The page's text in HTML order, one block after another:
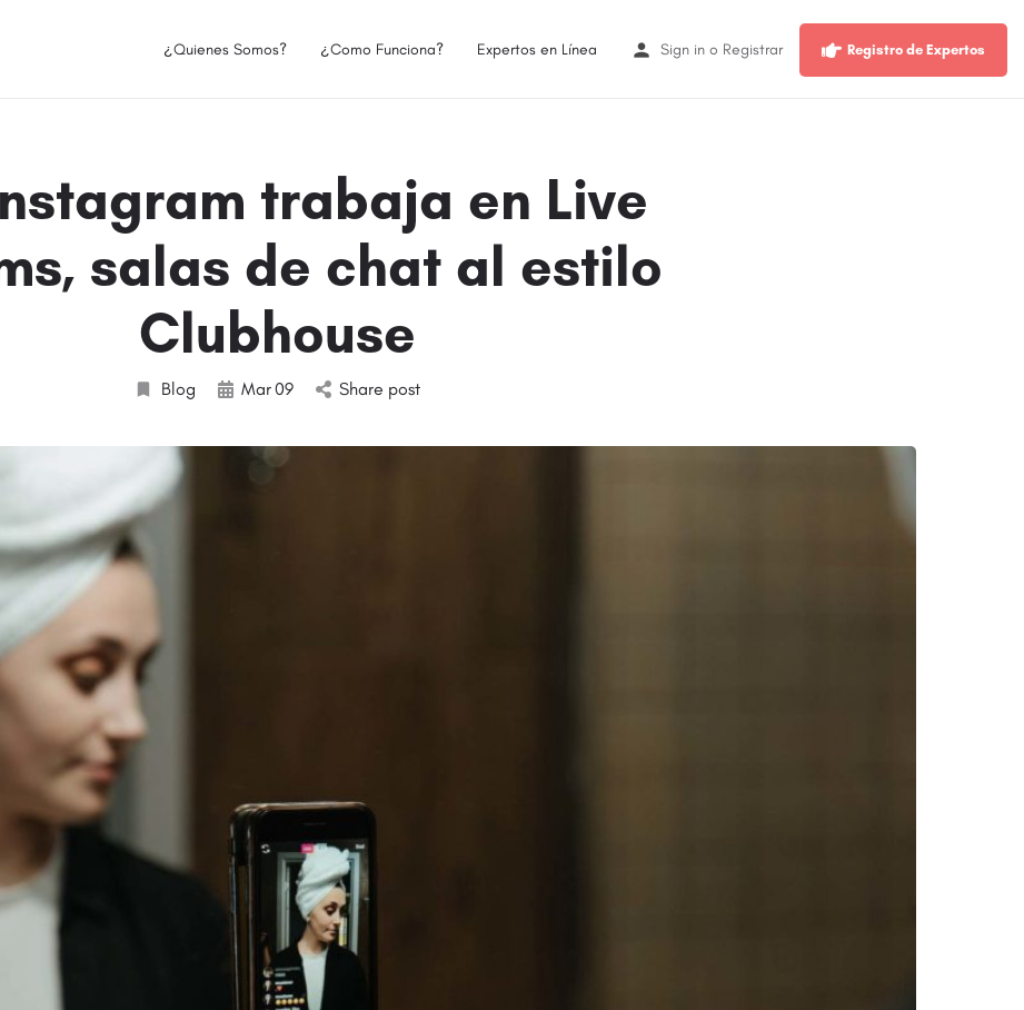
¿Quienes Somos? ¿Como Funciona? Expertos en Línea Sign in o Registrar Registro de Expertos
trabaja en Live
salas de chat al estilo
Clubhouse
Blog Mar09 Share post